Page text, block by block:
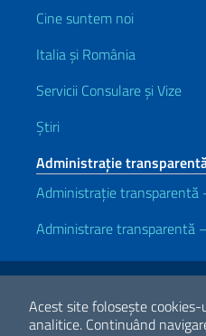
Acest site folosește cookies-
analitice. Continuând
Cine suntem noi
Italia și România
Servicii Consulare și Vize
Știri
Administrație
Administrație transparentă
Administrare transparentă
Link-uri utile